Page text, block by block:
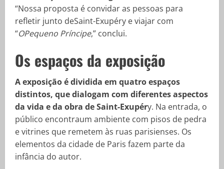
“Nossa proposta é convidar as pessoas para
refletir junto deSaint-Exupéry e viajar com
“OPequeno Príncipe,” conclui.
Os espaços da exposição
A exposição é dividida em quatro espaços
distintos, que dialogam com diferentes aspectos
da vida e da obra de Saint-Exupéry. Na entrada, o
público encontraum ambiente com pisos de pedra
e vitrines que remetem às ruas parisienses. Os
elementos da cidade de Paris fazem parte da
infância do autor.